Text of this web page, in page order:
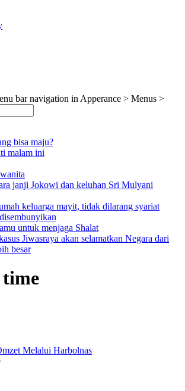
bar navigation in Apperance > Menus >
bisa maju?
malam ini
janji Jokowi dan keluhan Sri Mulyani
keluarga mayit, tidak dilarang syariat
untuk menjaga Shalat
Jiwasraya akan selamatkan Negara dari
besar
Melalui Harbolnas